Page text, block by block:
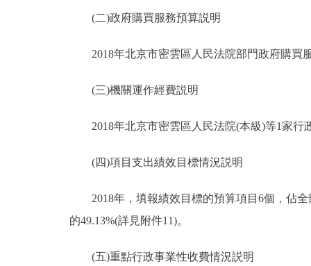
(二)政府購買服務預算説明
2018年北京市密雲區人民法院部門政府購買
(三)機關運作經費説明
2018年北京市密雲區人民法院(本級)等1家行
(四)項目支出績效目標情況説明
2018年，填報績效目標的預算項目6個，佔全
的49.13%(詳見附件11)。
(五)重點行政事業性收費情況説明